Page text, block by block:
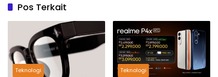
Pos Terkait
Teknologi Teknologi